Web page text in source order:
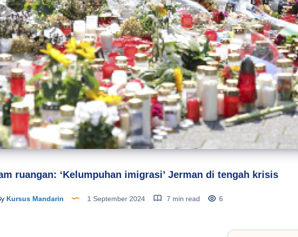
ruangan: ‘Kelumpuhan imigrasi’ Jerman di tengah krisis
Kursus Mandarin 1 September 2024 7 min read 6